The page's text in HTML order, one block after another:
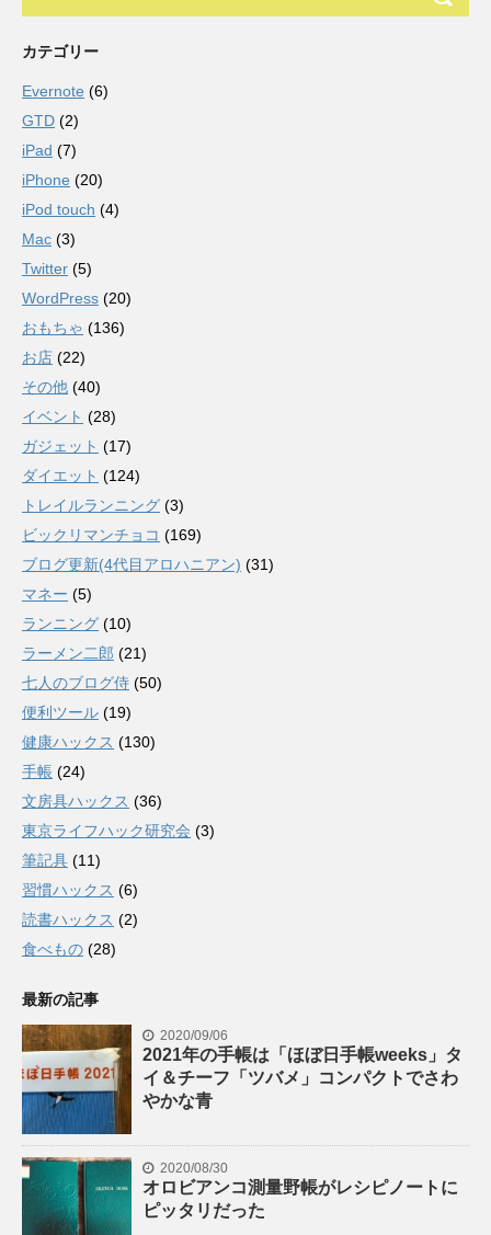
カテゴリー
Evernote (6)
GTD (2)
iPad (7)
iPhone (20)
iPod touch (4)
Mac (3)
Twitter (5)
WordPress (20)
おもちゃ (136)
お店 (22)
その他 (40)
イベント (28)
ガジェット (17)
ダイエット (124)
トレイルランニング (3)
ビックリマンチョコ (169)
ブログ更新(4代目アロハニアン) (31)
マネー (5)
ランニング (10)
ラーメン二郎 (21)
七人のブログ侍 (50)
便利ツール (19)
健康ハックス (130)
手帳 (24)
文房具ハックス (36)
東京ライフハック研究会 (3)
筆記具 (11)
習慣ハックス (6)
読書ハックス (2)
食べもの (28)
最新の記事
2020/09/06
2021年の手帳は「ほぼ日手帳weeks」タ
イ＆チーフ「ツバメ」コンパクトでさわ
やかな青
2020/08/30
オロビアンコ測量野帳がレシピノートに
ピッタリだった